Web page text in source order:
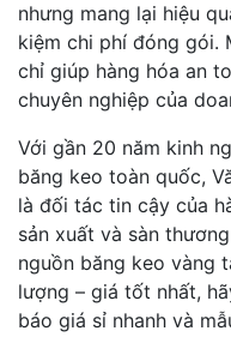
nhưng mang lại hiệu
kiệm chi phí đóng gói.
chỉ giúp hàng hóa an
chuyên nghiệp của
Với gần 20 năm kinh
băng keo toàn quốc,
là đối tác tin cậy của
sản xuất và sàn
nguồn băng keo vàng
lượng – giá tốt nhất,
báo giá sỉ nhanh và